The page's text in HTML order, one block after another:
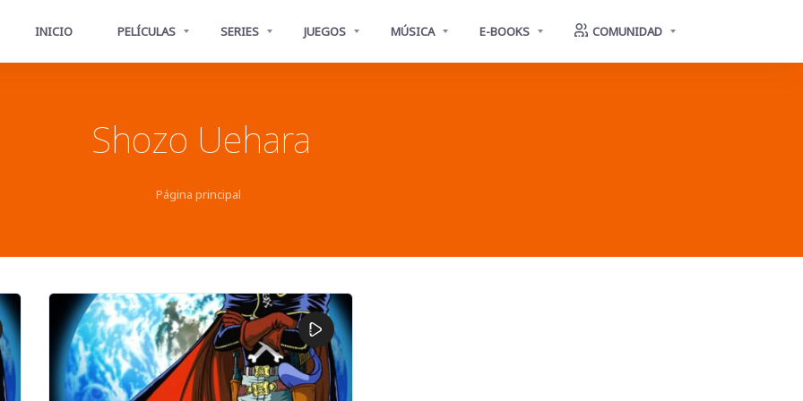
INICIO PELÍCULAS SERIES JUEGOS MÚSICA E-BOOKS COMUNIDAD
Shozo Uehara
Página principal